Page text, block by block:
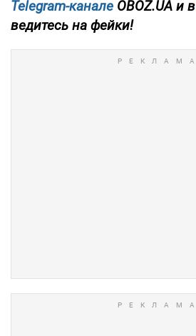
Telegram-канале OBOZ.UA и в
ведитесь на фейки!